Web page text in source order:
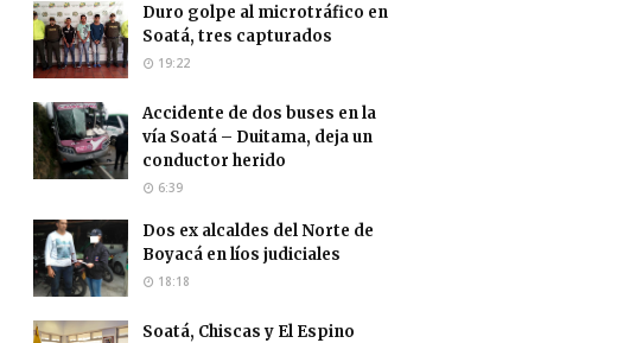
Duro golpe al microtráfico en
Soatá, tres capturados
19:22
Accidente de dos buses en la
vía Soatá – Duitama, deja un
conductor herido
6:39
Dos ex alcaldes del Norte de
Boyacá en líos judiciales
18:18
Soatá, Chiscas y El Espino